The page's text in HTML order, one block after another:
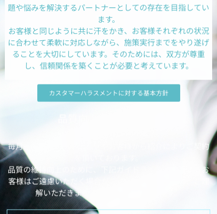
題や悩みを解決するパートナーとしての存在を目指してい
ます。
お客様と同じように共に汗をかき、お客様それぞれの状況
に合わせて柔軟に対応しながら、施策実行までをやり遂げ
ることを大切にしています。そのためには、双方が尊重
し、信頼関係を築くことが必要と考えています。
カスタマーハラスメントに対する基本方針
毎月、多数のお問い合わせやお客様から紹介によりご契約
品質の維持向上のために、下記ガイドラインに該当するお
客様はご遠慮いただく場合がございますので、予め、ご理
解いただきますようお願い申し上げます。